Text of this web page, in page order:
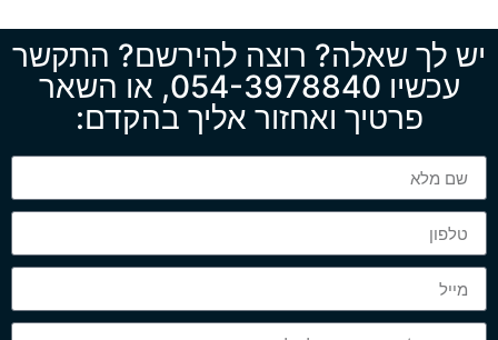
יש לך שאלה? רוצה להירשם? התקשר
עכשיו 054-3978840, או השאר
פרטיך ואחזור אליך בהקדם: